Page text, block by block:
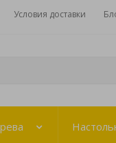
Условия доставки